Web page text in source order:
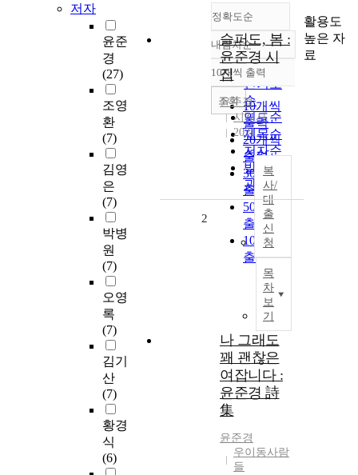
저자
윤준
경
(27)
조영
환
(7)
김영
은
(7)
박병
원
(7)
오영
록
(7)
김기
산
(7)
황경
식
(6)
정확도순
정확도
순
인기도
순
연도순
제목순
저자순
발행기
관순
내림차순
내림차순
10개씩 출력
10개씩
출력
20개씩
출력
30개씩
출력
50개씩
출력
100개씩
출력
조회
슬퍼도, 봄 :
윤준경 시
집
윤준경
시선사
2021
복
사/
대
출
신
청
목
차
보
기
2
나 그래도
꽤 괜찮은
여잡니다 :
윤준경 詩
集
윤준경
우이동사람
들
활용도
높은 자
료